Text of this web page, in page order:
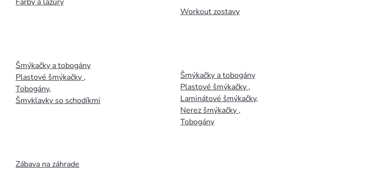
Šmýkačky a tobogány
Plastové šmýkačky ,
Tobogány,
Šmyklavky so schodíkmi
Zábava na záhrade
Workout zostavy
Šmýkačky a tobogány
Plastové šmýkačky ,
Laminátové šmýkačky,
Nerez šmýkačky ,
Tobogány